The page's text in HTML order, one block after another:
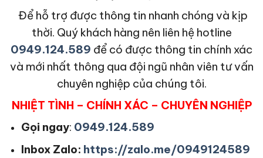
Để hỗ trợ được thông tin nhanh chóng và kịp
thời. Quý khách hàng nên liên hệ hotline
0949.124.589 để có được thông tin chính xác
và mới nhất thông qua đội ngũ nhân viên tư vấn
chuyên nghiệp của chúng tôi.
NHIỆT TÌNH – CHÍNH XÁC – CHUYÊN NGHIỆP
Gọi ngay: 0949.124.589
Inbox Zalo: https://zalo.me/0949124589